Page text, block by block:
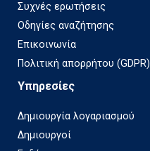
Συχνές ερωτήσεις
Οδηγίες αναζήτησης
Επικοινωνία
Πολιτική απορρήτου (GDPR)
Υπηρεσίες
Δημιουργία λογαριασμού
Δημιουργοί